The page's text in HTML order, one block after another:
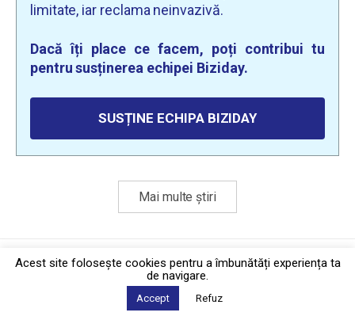
limitate, iar reclama neinvazivă.
Dacă îți place ce facem, poți contribui tu
pentru susținerea echipei Biziday.
SUSȚINE ECHIPA BIZIDAY
Mai multe știri
Politica de confidențialitate·Contact
2026 © Biziday
Acest site foloseşte cookies pentru a îmbunătăți experiența ta
de navigare.
Accept Refuz